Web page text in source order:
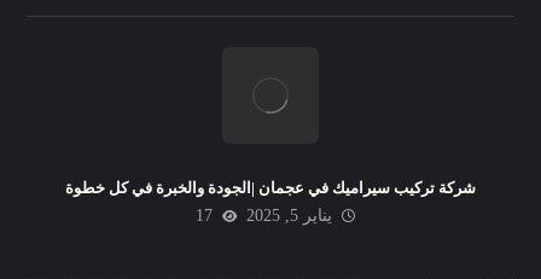
شركة تركيب سيراميك في عجمان |الجودة والخبرة في كل خطوة
يناير 5, 2025
17